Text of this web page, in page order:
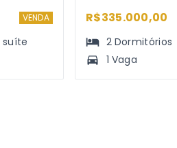
VENDA
suíte
R$335.000,00
2 Dormitórios
1 Vaga